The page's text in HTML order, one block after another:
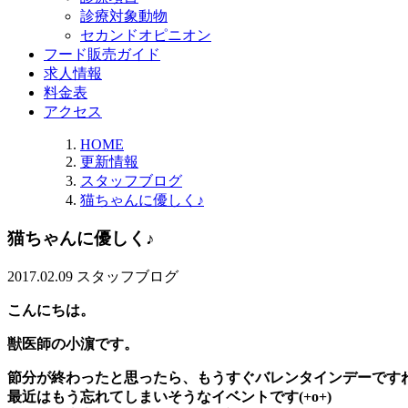
診療対象動物
セカンドオピニオン
フード販売ガイド
求人情報
料金表
アクセス
HOME
更新情報
スタッフブログ
猫ちゃんに優しく♪
猫ちゃんに優しく♪
2017.02.09 スタッフブログ
こんにちは。
獣医師の小濵です。
節分が終わったと思ったら、もうすぐバレンタインデーです
最近はもう忘れてしまいそうなイベントです(+o+)